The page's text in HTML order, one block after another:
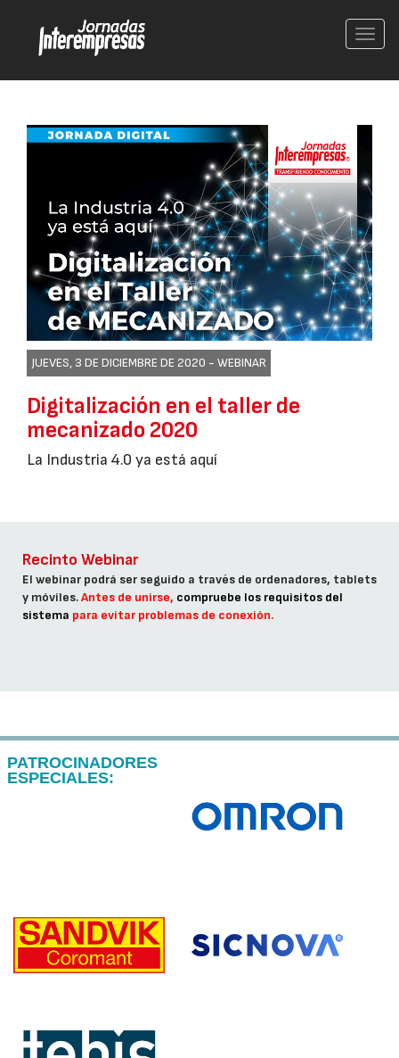
JUEVES, 3 DE DICIEMBRE DE 2020 - WEBINAR
Digitalización en el taller de
mecanizado 2020
La Industria 4.0 ya está aquí
Recinto Webinar
El webinar podrá ser seguido a través de ordenadores, tablets
y móviles.Antes de unirse, compruebe los requisitos del
sistema para evitar problemas de conexión.
PATROCINADORES
ESPECIALES: